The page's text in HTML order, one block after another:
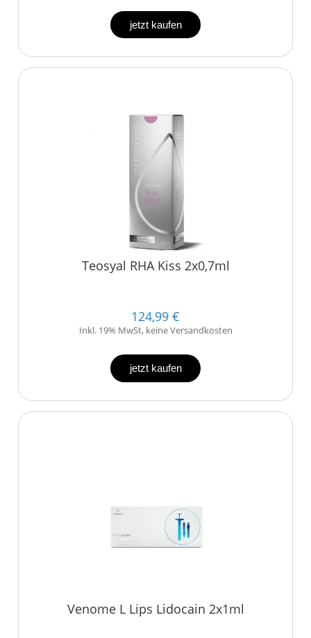
jetzt kaufen
Teosyal RHA Kiss 2x0,7ml
124,99 €
Inkl. 19% MwSt, keine Versandkosten
jetzt kaufen
Venome L Lips Lidocain 2x1ml